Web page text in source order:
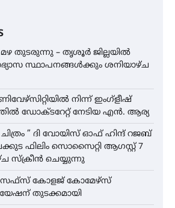
തുടരുന്നു – തൃശൂർ ജില്ലയിൽ
സ്ഥാപനങ്ങൾക്കും ശനിയാഴ്ച
നിന്ന് ഇംഗ്ളീഷ്
ഡോക്ടറേറ്റ് നേടിയ എൻ. ആര്യ
” ദി വോയിസ് ഓഫ് ഹിന്ദ് റജബ്
ഫിലിം സൊസൈറ്റി ആഗസ്റ്റ് 7
സ്‌ക്രീൻ ചെയ്യുന്നു
കോളജ് കോമേഴ്‌സ്
തുടക്കമായി